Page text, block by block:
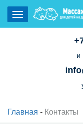
и
Главная - Контакты